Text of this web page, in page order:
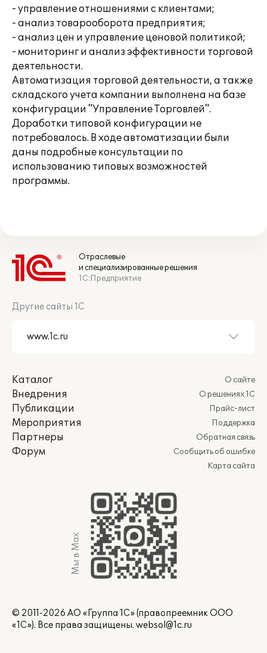
- управление отношениями с клиентами;
- анализ товарооборота предприятия;
- анализ цен и управление ценовой политикой;
- мониторинг и анализ эффективности торговой
деятельности.
Автоматизация торговой деятельности, а также
складского учета компании выполнена на базе
конфигурации "Управление Торговлей".
Доработки типовой конфигурации не
потребовалось. В ходе автоматизации были
даны подробные консультации по
использованию типовых возможностей
программы.
Отраслевые
и специализированные решения
1С:Предприятие
Другие сайты 1С
Каталог
Внедрения
Публикации
Мероприятия
Партнеры
Форум
О сайте
О решениях 1С
Прайс-лист
Поддержка
Обратная связь
Сообщить об ошибке
Карта сайта
Мы в Max
© 2011-2026 АО «Группа 1С» (правопреемник ООО
«1С»). Все права защищены. websol@1c.ru